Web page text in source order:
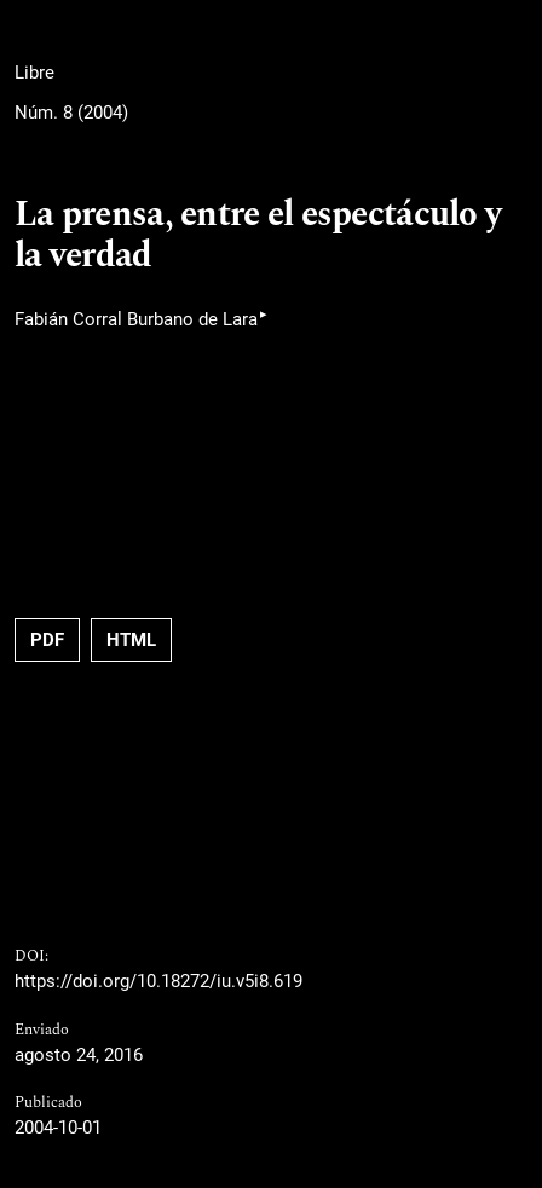
Libre
Núm. 8 (2004)
La prensa, entre el espectáculo y
la verdad
Fabián Corral Burbano de Lara▸
PDF HTML
DOI:
https://doi.org/10.18272/iu.v5i8.619
Enviado
agosto 24, 2016
Publicado
2004-10-01